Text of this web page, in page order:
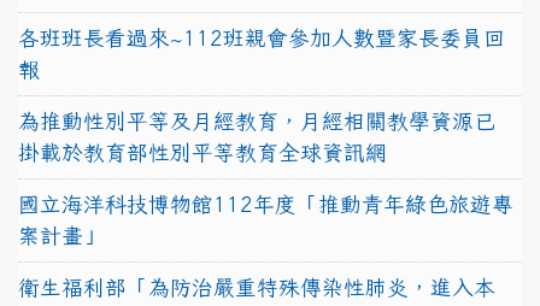
各班班長看過來~112班親會參加人數暨家長委員回
報
為推動性別平等及月經教育，月經相關教學資源已
掛載於教育部性別平等教育全球資訊網
國立海洋科技博物館112年度「推動青年綠色旅遊專
案計畫」
衛生福利部「為防治嚴重特殊傳染性肺炎，進入本